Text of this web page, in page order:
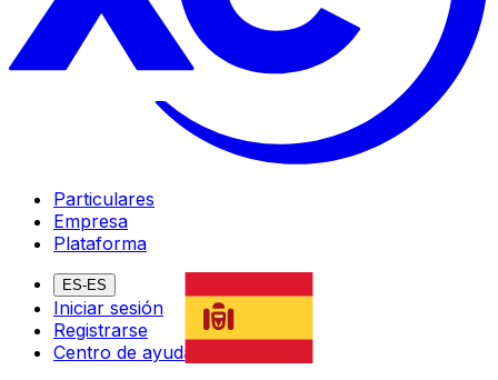
Particulares
Empresa
Plataforma
ES-ES
Iniciar sesión
Registrarse
Centro de ayuda